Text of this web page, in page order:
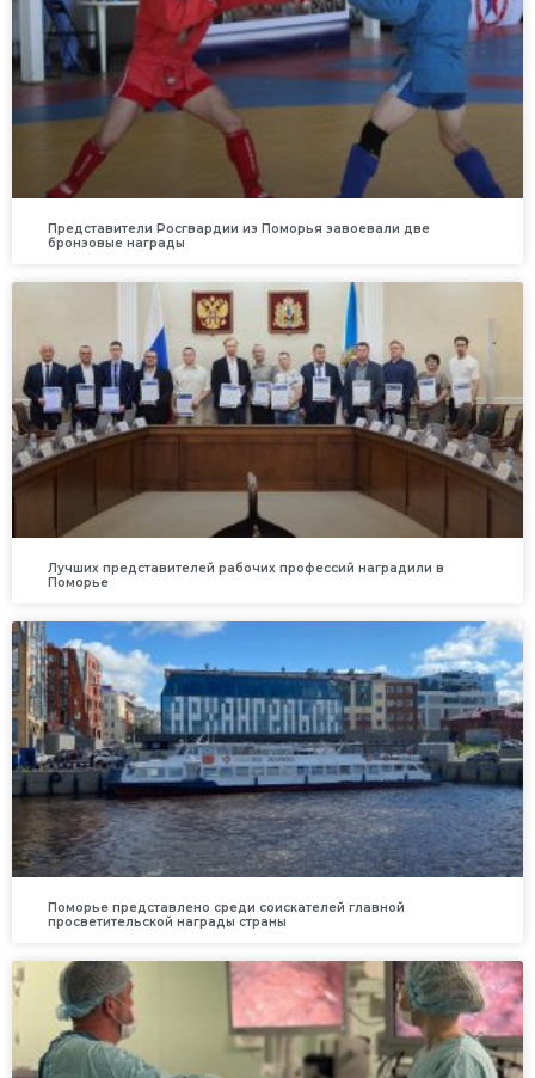
Представители Росгвардии из Поморья завоевали две
бронзовые награды
Лучших представителей рабочих профессий наградили в
Поморье
Поморье представлено среди соискателей главной
просветительской награды страны